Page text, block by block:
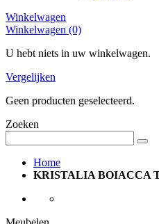
Winkelwagen
Winkelwagen (0)
U hebt niets in uw winkelwagen.
Vergelijken
Geen producten geselecteerd.
Zoeken
Home
KRISTALIA BOIACCA